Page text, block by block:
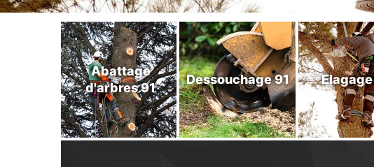
Abattage
d'arbres 91
Dessouchage 91